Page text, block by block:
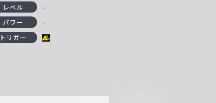
レベル -
パワー -
トリガー